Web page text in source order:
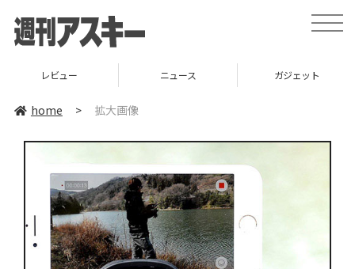
toggle
レビュー ニュース ガジェット
home > 拡大画像